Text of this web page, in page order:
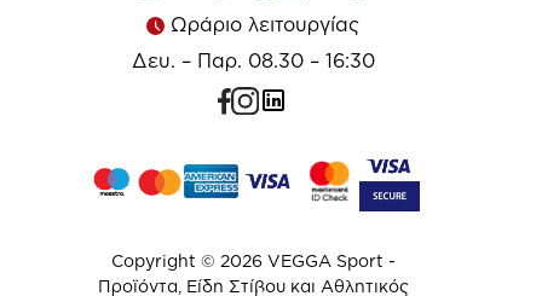
Ωράριο λειτουργίας
Δευ. – Παρ. 08.30 – 16:30
Copyright © 2026 VEGGA Sport -
Προϊόντα, Είδη Στίβου και Αθλητικός